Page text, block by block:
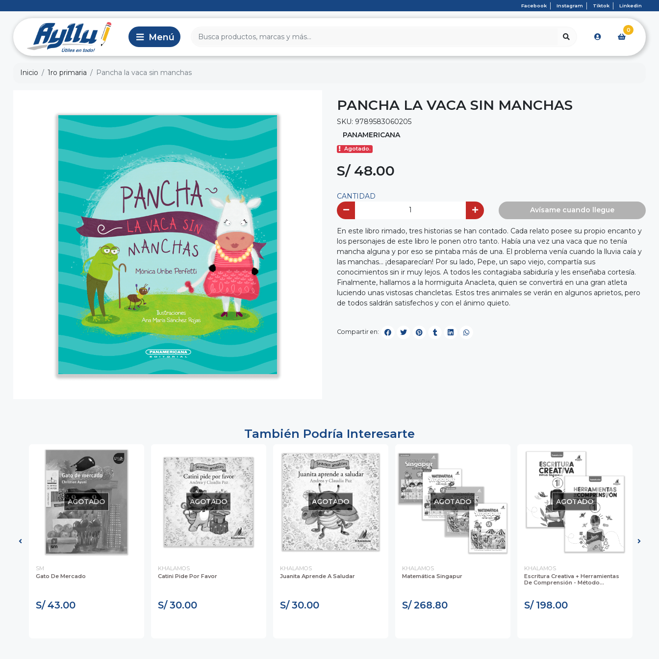
Facebook Instagram Tiktok Linkedin
0
Inicio 1ro primaria Pancha la vaca sin manchas
PANCHA LA VACA SIN MANCHAS
SKU: 9789583060205
PANAMERICANA
Agotado.
S/ 48.00
CANTIDAD
Avísame cuando llegue
En este libro rimado, tres historias se han contado. Cada relato posee su propio encanto y
los personajes de este libro le ponen otro tanto. Había una vez una vaca que no tenía
mancha alguna y por eso se pintaba más de una. El problema venía cuando la lluvia caía y
las manchas… ¡desaparecían! Por su lado, Pepe, un sapo viejo, compartía sus
conocimientos sin ir muy lejos. A todos les contagiaba sabiduría y les enseñaba cortesía.
Finalmente, hallamos a la hormiguita Anacleta, quien se convertirá en una gran atleta
luciendo unas vistosas chancletas. Estos tres animales se verán en algunos aprietos, pero
de todos saldrán satisfechos y con el ánimo quieto.
Compartir en:
También Podría Interesarte
AGOTADO
SM
Gato De Mercado
S/ 43.00
AGOTADO
KHALAMOS
Catini Pide Por Favor
S/ 30.00
AGOTADO
KHALAMOS
Juanita Aprende A Saludar
S/ 30.00
AGOTADO
KHALAMOS
Matemática Singapur
S/ 268.80
AGOTADO
KHALAMOS
Escritura Creativa + Herramientas
De Comprensión - Método...
S/ 198.00